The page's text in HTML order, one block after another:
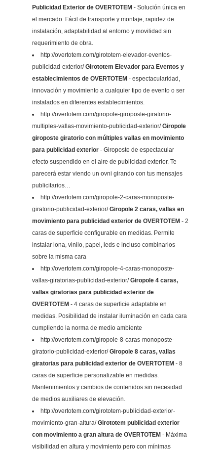
Publicidad Exterior de OVERTOTEM - Solución única en
el mercado. Fácil de transporte y montaje, rapidez de
instalación, adaptabilidad al entorno y movilidad sin
requerimiento de obra.
http://overtotem.com/girototem-elevador-eventos-
publicidad-exterior/Girototem Elevador para Eventos y
establecimientos de OVERTOTEM - espectacularidad,
innovación y movimiento a cualquier tipo de evento o ser
instalados en diferentes establecimientos.
http://overtotem.com/giropole-giroposte-giratorio-
multiples-vallas-movimiento-publicidad-exterior/Giropole
giroposte giratorio con múltiples vallas en movimiento
para publicidad exterior - Giroposte de espectacular
efecto suspendido en el aire de publicidad exterior. Te
parecerá estar viendo un ovni girando con tus mensajes
publicitarios…
http://overtotem.com/giropole-2-caras-monoposte-
giratorio-publicidad-exterior/Giropole 2 caras, vallas en
movimiento para publicidad exterior de OVERTOTEM - 2
caras de superficie configurable en medidas. Permite
instalar lona, vinilo, papel, leds e incluso combinarlos
sobre la misma cara
http://overtotem.com/giropole-4-caras-monoposte-
vallas-giratorias-publicidad-exterior/Giropole 4 caras,
vallas giratorias para publicidad exterior de
OVERTOTEM - 4 caras de superficie adaptable en
medidas. Posibilidad de instalar iluminación en cada cara
cumpliendo la norma de medio ambiente
http://overtotem.com/giropole-8-caras-monoposte-
giratorio-publicidad-exterior/Giropole 8 caras, vallas
giratorias para publicidad exterior de OVERTOTEM - 8
caras de superficie personalizable en medidas.
Mantenimientos y cambios de contenidos sin necesidad
de medios auxiliares de elevación.
http://overtotem.com/girototem-publicidad-exterior-
movimiento-gran-altura/Girototem publicidad exterior
con movimiento a gran altura de OVERTOTEM - Máxima
visibilidad en altura y movimiento pero con mínimas